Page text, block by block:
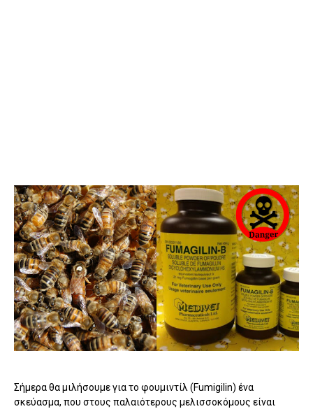
Σήμερα θα μιλήσουμε για το φουμιντίλ (Fumigilin) ένα
σκεύασμα, που στους παλαιότερους μελισσοκόμους είναι